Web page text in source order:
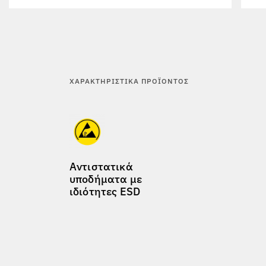
ΧΑΡΑΚΤΗΡΙΣΤΙΚΆ ΠΡΟΪΌΝΤΟΣ
Αντιστατικά
υποδήματα με
ιδιότητες ESD